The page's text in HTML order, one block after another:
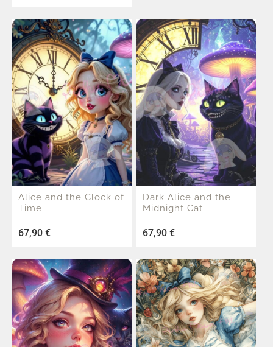
Alice and the Clock of
Time
67,90 €
Dark Alice and the
Midnight Cat
67,90 €